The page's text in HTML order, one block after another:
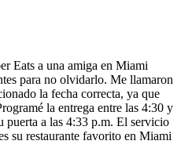
Eats a una amiga en Miami
para no olvidarlo. Me llamaron
la fecha correcta, ya que
la entrega entre las 4:30 y
puerta a las 4:33 p.m. El servicio
su restaurante favorito en Miami